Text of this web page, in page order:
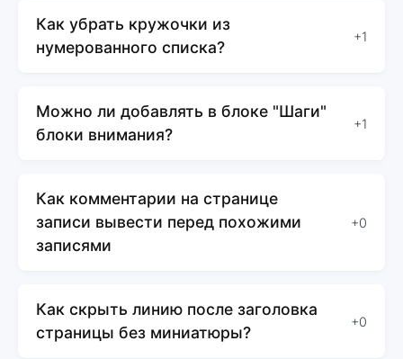
Как убрать кружочки из
нумерованного списка?
+1
Можно ли добавлять в блоке "Шаги"
блоки внимания?
+1
Как комментарии на странице
записи вывести перед похожими
записями
+0
Как скрыть линию после заголовка
страницы без миниатюры?
+0